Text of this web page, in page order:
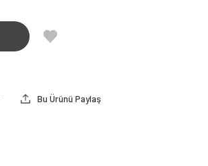
Bu Ürünü Paylaş